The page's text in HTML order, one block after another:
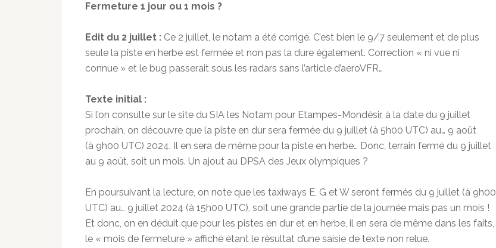
Fermeture 1 jour ou 1 mois ?
Edit du 2 juillet : Ce 2 juillet, le notam a été corrigé. C’est bien le 9/7 seulement et de plus
seule la piste en herbe est fermée et non pas la dure également. Correction « ni vue ni
connue » et le bug passerait sous les radars sans l’article d’aeroVFR…
Texte initial :
Si l’on consulte sur le site du SIA les Notam pour Etampes-Mondésir, à la date du 9 juillet
prochain, on découvre que la piste en dur sera fermée du 9 juillet (à 5h00 UTC) au… 9 août
(à 9h00 UTC) 2024. Il en sera de même pour la piste en herbe… Donc, terrain fermé du 9 juillet
au 9 août, soit un mois. Un ajout au DPSA des Jeux olympiques ?
En poursuivant la lecture, on note que les taxiways E, G et W seront fermés du 9 juillet (à 9h00
UTC) au… 9 juillet 2024 (à 15h00 UTC), soit une grande partie de la journée mais pas un mois !
Et donc, on en déduit que pour les pistes en dur et en herbe, il en sera de même dans les faits,
le « mois de fermeture » affiché étant le résultat d’une saisie de texte non relue.